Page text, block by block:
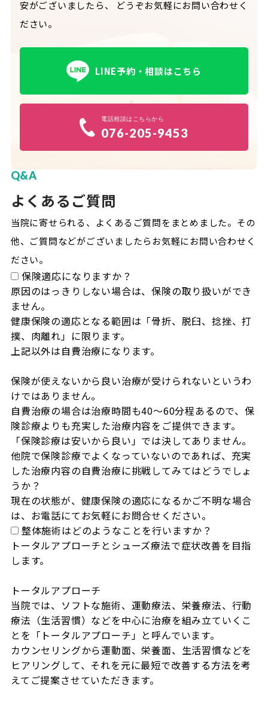
安がございましたら、
どうぞお気軽にお問い合わせく
ださい。
LINE予約・相談はこちら
電話相談はこちらから
076-205-9453
Q&A
よくあるご質問
当院に寄せられる、よくあるご質問をまとめました。 その
他、ご質問などがございましたらお気軽にお問い合わせく
ださい。
保険適応になりますか？
原因のはっきりしない場合は、保険の取り扱いができ
ません。
健康保険の適応となる範囲は「骨折、脱臼、捻挫、打
撲、肉離れ」に限ります。
上記以外は自費治療になります。
保険が使えないから良い治療が受けられないというわ
けではありません。
自費治療の場合は治療時間も40～60分程あるので、保
険診療よりも充実した治療内容をご提供できます。
「保険診療は安いから良い」では決してありません。
他院で保険診療でよくなっていないのであれば、充実
した治療内容の自費治療に挑戦してみてはどうでしょ
うか？
現在の状態が、健康保険の適応になるかご不明な場合
は、お電話にてお気軽にお問合せください。
整体施術はどのようなことを行いますか？
トータルアプローチとシューズ療法で症状改善を目指
します。
トータルアプローチ
当院では、ソフトな施術、運動療法、栄養療法、行動
療法（生活習慣）などを中心に治療を組み立ていくこ
とを「トータルアプローチ」と呼んでいます。
カウンセリングから運動面、栄養面、生活習慣などを
ヒアリングして、それを元に最短で改善する方法を考
えてご提案させていただきます。